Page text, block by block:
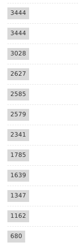
3444
3444
3028
2627
2585
2579
2341
1785
1639
1347
1162
680